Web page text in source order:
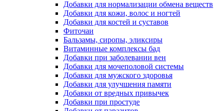
Добавки для нормализации обмена веществ
Добавки для кожи, волос и ногтей
Добавки для костей и суставов
Фиточаи
Бальзамы, сиропы, эликсиры
Витаминные комплексы бад
Добавки при заболевании вен
Добавки для мочеполовой системы
Добавки для мужского здоровья
Добавки для улучшения памяти
Добавки от вредных привычек
Добавки при простуде